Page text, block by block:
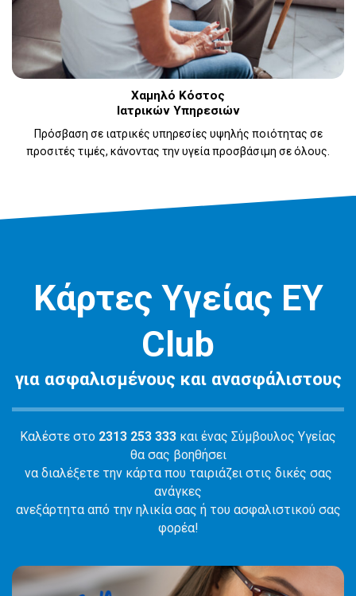
Χαμηλό Κόστος
Ιατρικών Υπηρεσιών
Πρόσβαση σε ιατρικές υπηρεσίες υψηλής ποιότητας σε
προσιτές τιμές, κάνοντας την υγεία προσβάσιμη σε όλους.
Κάρτες Υγείας ΕΥ
Club
για ασφαλισμένους και ανασφάλιστους
Καλέστε στο 2313 253 333 και ένας Σύμβουλος Υγείας
θα σας βοηθήσει
να διαλέξετε την κάρτα που ταιριάζει στις δικές σας
ανάγκες
ανεξάρτητα από την ηλικία σας ή του ασφαλιστικού σας
φορέα!